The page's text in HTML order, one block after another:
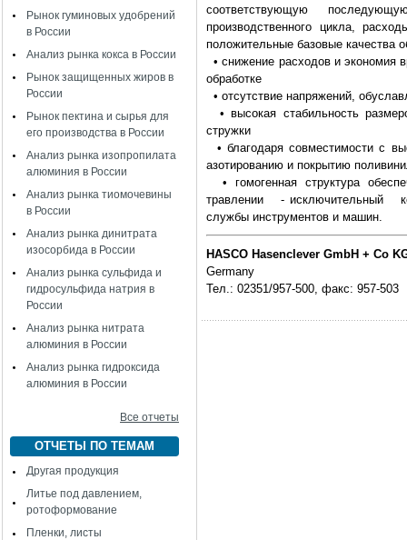
Рынок гуминовых удобрений
в России
Анализ рынка кокса в России
Рынок защищенных жиров в
России
Рынок пектина и сырья для
его производства в России
Анализ рынка изопропилата
алюминия в России
Анализ рынка тиомочевины
в России
Анализ рынка динитрата
изосорбида в России
Анализ рынка сульфида и
гидросульфида натрия в
России
Анализ рынка нитрата
алюминия в России
Анализ рынка гидроксида
алюминия в России
Все отчеты
ОТЧЕТЫ ПО ТЕМАМ
Другая продукция
Литье под давлением,
ротоформование
Пленки, листы
соответствующую
производственного цикла,
положительные базовые качества
• снижение расходов и экономия
обработке
• отсутствие напряжений,
• высокая стабильность
стружки
• благодаря совместимости с
азотированию и покрытию
• гомогенная структура
травлении - исключительный
службы инструментов и машин.
HASCO Hasenclever GmbH + Со
Germany
Тел.: 02351/957-500, факс: 957-503